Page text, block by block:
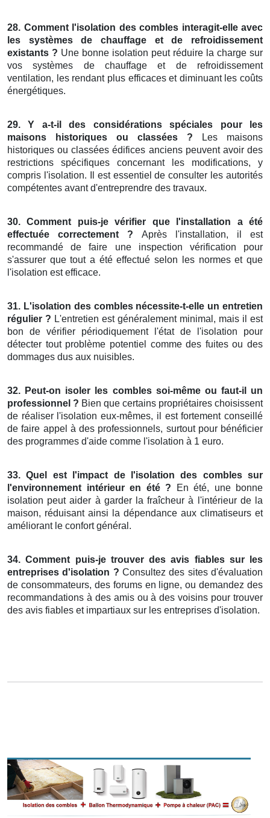
28. Comment l'isolation des combles interagit-elle avec
les systèmes de chauffage et de refroidissement
existants ? Une bonne isolation peut réduire la charge sur
vos systèmes de chauffage et de refroidissement
ventilation, les rendant plus efficaces et diminuant les coûts
énergétiques.
29. Y a-t-il des considérations spéciales pour les
maisons historiques ou classées ? Les maisons
historiques ou classées édifices anciens peuvent avoir des
restrictions spécifiques concernant les modifications, y
compris l'isolation. Il est essentiel de consulter les autorités
compétentes avant d'entreprendre des travaux.
30. Comment puis-je vérifier que l'installation a été
effectuée correctement ? Après l'installation, il est
recommandé de faire une inspection vérification pour
s'assurer que tout a été effectué selon les normes et que
l'isolation est efficace.
31. L'isolation des combles nécessite-t-elle un entretien
régulier ? L'entretien est généralement minimal, mais il est
bon de vérifier périodiquement l'état de l'isolation pour
détecter tout problème potentiel comme des fuites ou des
dommages dus aux nuisibles.
32. Peut-on isoler les combles soi-même ou faut-il un
professionnel ? Bien que certains propriétaires choisissent
de réaliser l'isolation eux-mêmes, il est fortement conseillé
de faire appel à des professionnels, surtout pour bénéficier
des programmes d'aide comme l'isolation à 1 euro.
33. Quel est l'impact de l'isolation des combles sur
l'environnement intérieur en été ? En été, une bonne
isolation peut aider à garder la fraîcheur à l'intérieur de la
maison, réduisant ainsi la dépendance aux climatiseurs et
améliorant le confort général.
34. Comment puis-je trouver des avis fiables sur les
entreprises d'isolation ? Consultez des sites d'évaluation
de consommateurs, des forums en ligne, ou demandez des
recommandations à des amis ou à des voisins pour trouver
des avis fiables et impartiaux sur les entreprises d'isolation.